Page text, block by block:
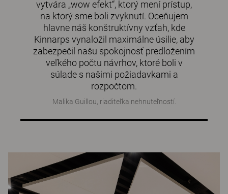
vytvára „wow efekt“, ktorý mení prístup,
na ktorý sme boli zvyknutí. Oceňujem
hlavne náš konštruktívny vzťah, kde
Kinnarps vynaložil maximálne úsilie, aby
zabezpečil našu spokojnosť predložením
veľkého počtu návrhov, ktoré boli v
súlade s našimi požiadavkami a
rozpočtom.
Malika Guillou, riaditeľka nehnuteľností.